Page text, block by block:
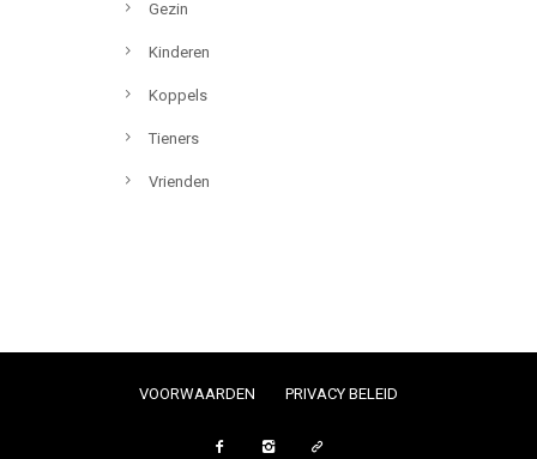
Gezin
Kinderen
Koppels
Tieners
Vrienden
VOORWAARDEN PRIVACY BELEID